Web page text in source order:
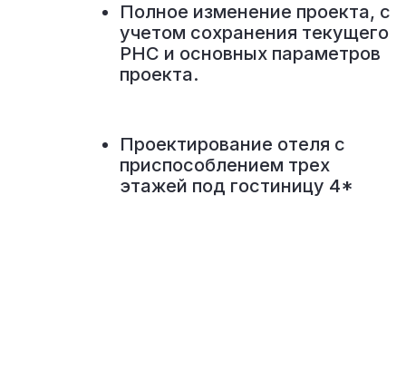
Полное изменение проекта, с
учетом сохранения текущего
РНС и основных параметров
проекта.
Проектирование отеля с
приспособлением трех
этажей под гостиницу 4*